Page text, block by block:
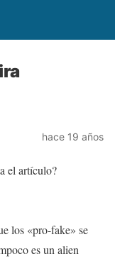
hace 19 años
el artículo?
los «pro-fake» se
es un alien